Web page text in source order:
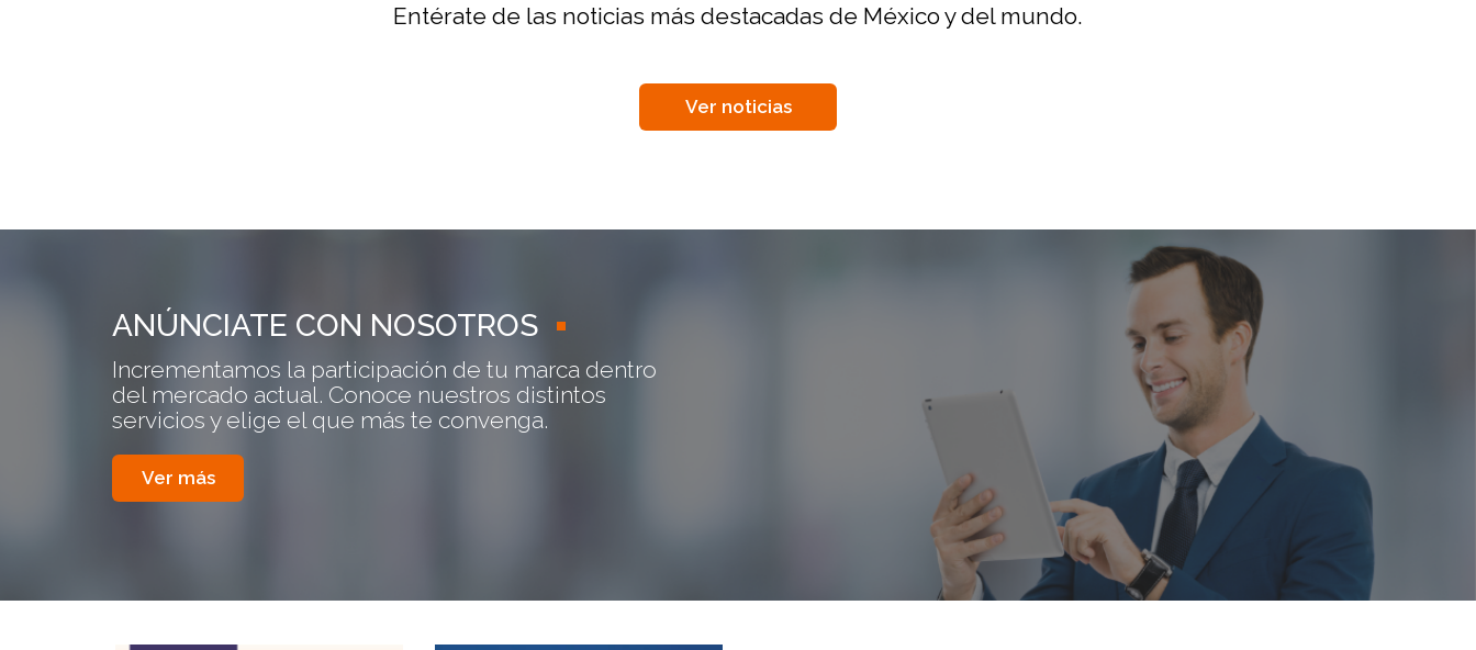
Entérate de las noticias más destacadas de México y del mundo.
Ver noticias
ANÚNCIATE CON NOSOTROS
Incrementamos la participación de tu marca dentro
del mercado actual. Conoce nuestros distintos
servicios y elige el que más te convenga.
Ver más